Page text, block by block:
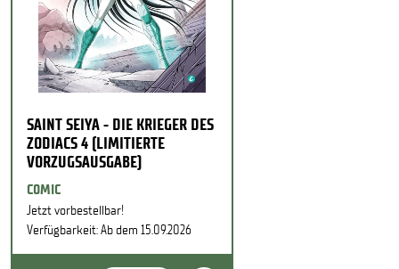
SAINT SEIYA - DIE KRIEGER DES
ZODIACS 4 (LIMITIERTE
VORZUGSAUSGABE)
COMIC
Jetzt vorbestellbar!
Verfügbarkeit: Ab dem 15.09.2026